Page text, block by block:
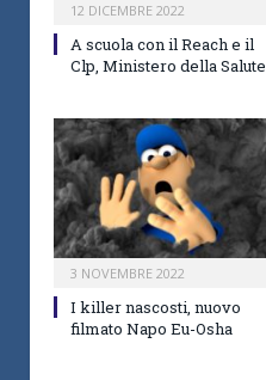
12 DICEMBRE 2022
A scuola con il Reach e il
Clp, Ministero della Salute
3 NOVEMBRE 2022
I killer nascosti, nuovo
filmato Napo Eu-Osha